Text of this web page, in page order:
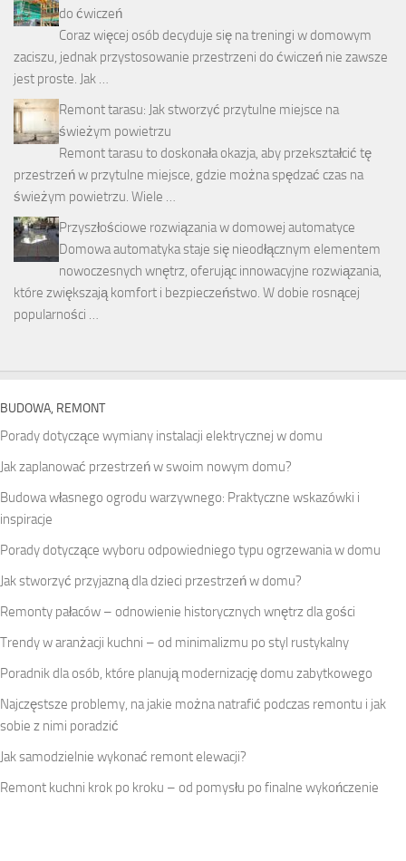
do ćwiczeń
Coraz więcej osób decyduje się na treningi w domowym
zaciszu, jednak przystosowanie przestrzeni do ćwiczeń nie zawsze
jest proste. Jak …
Remont tarasu: Jak stworzyć przytulne miejsce na
świeżym powietrzu
Remont tarasu to doskonała okazja, aby przekształcić tę
przestrzeń w przytulne miejsce, gdzie można spędzać czas na
świeżym powietrzu. Wiele …
Przyszłościowe rozwiązania w domowej automatyce
Domowa automatyka staje się nieodłącznym elementem
nowoczesnych wnętrz, oferując innowacyjne rozwiązania,
które zwiększają komfort i bezpieczeństwo. W dobie rosnącej
popularności …
BUDOWA, REMONT
Porady dotyczące wymiany instalacji elektrycznej w domu
Jak zaplanować przestrzeń w swoim nowym domu?
Budowa własnego ogrodu warzywnego: Praktyczne wskazówki i
inspiracje
Porady dotyczące wyboru odpowiedniego typu ogrzewania w domu
Jak stworzyć przyjazną dla dzieci przestrzeń w domu?
Remonty pałaców – odnowienie historycznych wnętrz dla gości
Trendy w aranżacji kuchni – od minimalizmu po styl rustykalny
Poradnik dla osób, które planują modernizację domu zabytkowego
Najczęstsze problemy, na jakie można natrafić podczas remontu i jak
sobie z nimi poradzić
Jak samodzielnie wykonać remont elewacji?
Remont kuchni krok po kroku – od pomysłu po finalne wykończenie